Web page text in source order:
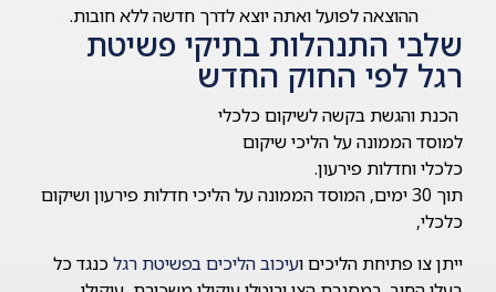
ההוצאה לפועל ואתה יוצא לדרך חדשה ללא חובות.
שלבי התנהלות בתיקי פשיטת
רגל לפי החוק החדש
הכנת והגשת בקשה לשיקום כלכלי
למוסד הממונה על הליכי שיקום
כלכלי וחדלות פירעון.
תוך 30 ימים, המוסד הממונה על הליכי חדלות פירעון ושיקום
כלכלי,
ייתן צו פתיחת הליכים ועיכוב הליכים בפשיטת רגלכנגד כל